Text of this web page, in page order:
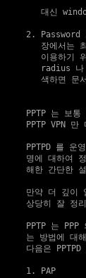
대신
2. Password
장에서는
이용하기
radius 나
색하면 문
PPTP 는 보통
PPTP VPN 만
PPTPD 를 운영
명에 대하여
해한 간단한
만약 더 깊이
상당히 잘 정
PPTP 는 PPP
는 방법에 대
다음은 PPTPD
  1. PAP